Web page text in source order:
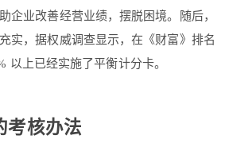
企业改善经营业绩，摆脱困境。随后，
实，据权威调查显示，在《财富》排名
以上已经实施了平衡计分卡。
考核办法